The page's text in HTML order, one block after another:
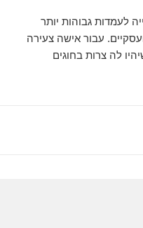
לעמדות גבוהות יותר
עבור אישה צעירה
לה צרות בחוגים